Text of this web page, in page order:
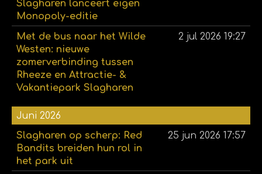
Slagharen lanceert eigen
Monopoly-editie
Met de bus naar het Wilde
Westen: nieuwe
zomerverbinding tussen
Rheeze en Attractie- &
Vakantiepark Slagharen
2 jul 2026 19:27
Juni 2026
Slagharen op scherp: Red
Bandits breiden hun rol in
het park uit
25 jun 2026 17:57